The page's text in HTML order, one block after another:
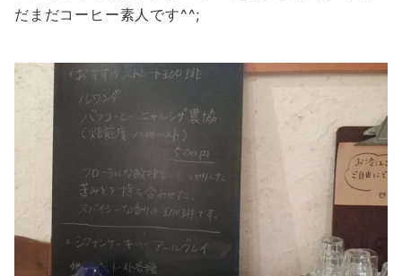
だまだコーヒー素人です^^;